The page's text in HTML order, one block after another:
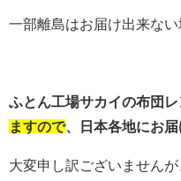
一部離島はお届け出来な
ふとん工場サカイの布団
ますので、日本各地にお届
大変申し訳ございません